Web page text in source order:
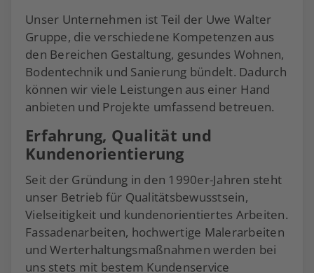
Unser Unternehmen ist Teil der Uwe Walter
Gruppe, die verschiedene Kompetenzen aus
den Bereichen Gestaltung, gesundes Wohnen,
Bodentechnik und Sanierung bündelt. Dadurch
können wir viele Leistungen aus einer Hand
anbieten und Projekte umfassend betreuen.
Erfahrung, Qualität und
Kundenorientierung
Seit der Gründung in den 1990er-Jahren steht
unser Betrieb für Qualitätsbewusstsein,
Vielseitigkeit und kundenorientiertes Arbeiten.
Fassadenarbeiten, hochwertige Malerarbeiten
und Werterhaltungsmaßnahmen werden bei
uns stets mit bestem Kundenservice